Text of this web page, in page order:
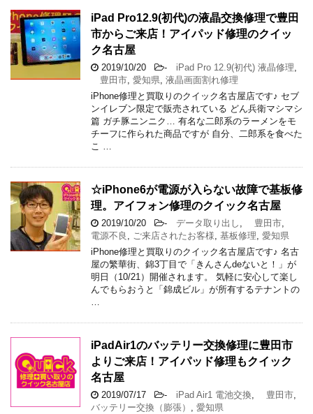
iPad Pro12.9(初代)の液晶交換修理で豊田
市からご来店！アイパッド修理のクイッ
ク名古屋
2019/10/20 - iPad Pro 12.9(初代) 液晶修理
豊田市 愛知県 液晶画面割れ修理
iPhone修理と買取りのクイック名古屋店です♪ セブ
ンイレブン限定で販売されている どん兵衛マシマシ
篇 ガチ豚ニンニク… 有名な二郎系のラーメンをモ
チーフに作られた商品ですが 自分、二郎系を食べた
こ …
☆iPhone6が電源が入らない故障で基板修
理。アイフォン修理のクイック名古屋
2019/10/20 - データ取り出し 豊田市
電源不良
ご来店されたお客様 基板修理 愛知県
iPhone修理と買取りのクイック名古屋店です♪ 名古
屋の繁華街、錦3丁目で「きんさんdeないと！」が
明日（10/21）開催されます。 気軽に安心して楽し
んでもらおうと「錦成ビル」が所有するテナントの
iPadAir1のバッテリー交換修理に豊田市
よりご来店！アイパッド修理もクイック
名古屋
2019/07/17 - iPad Air1 電池交換 豊田市
バッテリー交換（膨張）
愛知県